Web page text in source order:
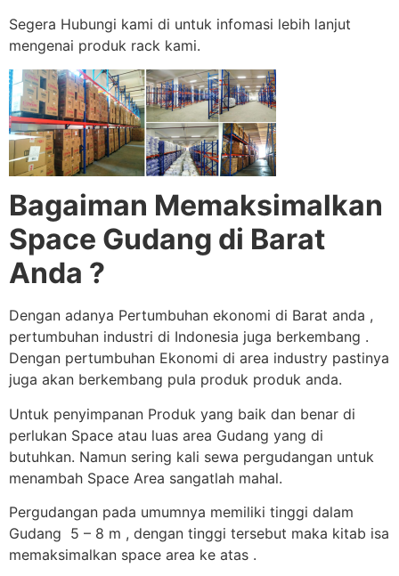
Segera Hubungi kami di untuk infomasi lebih lanjut
mengenai produk rack kami.
Bagaiman Memaksimalkan
Space Gudang di Barat
Anda ?
Dengan adanya Pertumbuhan ekonomi di Barat anda ,
pertumbuhan industri di Indonesia juga berkembang .
Dengan pertumbuhan Ekonomi di area industry pastinya
juga akan berkembang pula produk produk anda.
Untuk penyimpanan Produk yang baik dan benar di
perlukan Space atau luas area Gudang yang di
butuhkan. Namun sering kali sewa pergudangan untuk
menambah Space Area sangatlah mahal.
Pergudangan pada umumnya memiliki tinggi dalam
Gudang 5 – 8 m , dengan tinggi tersebut maka kitab isa
memaksimalkan space area ke atas .